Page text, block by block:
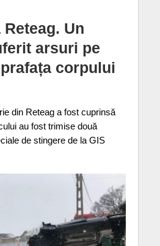
Un
arsuri pe
corpului
din Reteag a fost cuprinsă
au fost trimise două
de stingere de la GIS